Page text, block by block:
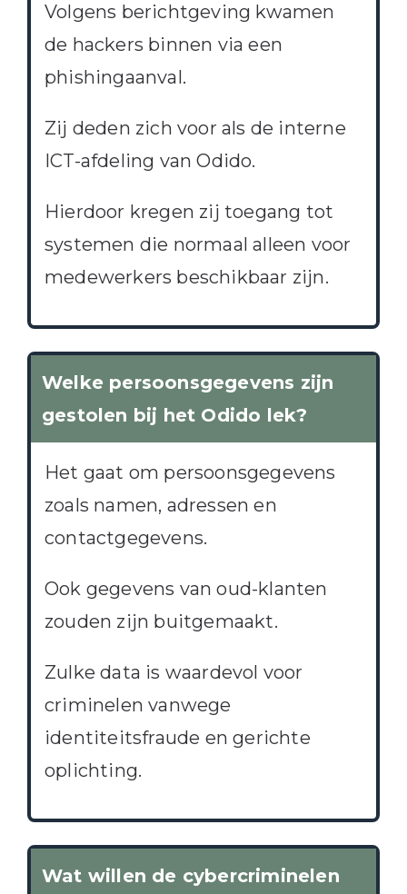
Volgens berichtgeving kwamen
de hackers binnen via een
phishingaanval.
Zij deden zich voor als de interne
ICT-afdeling van Odido.
Hierdoor kregen zij toegang tot
systemen die normaal alleen voor
medewerkers beschikbaar zijn.
Welke persoonsgegevens zijn
gestolen bij het Odido lek?
Het gaat om persoonsgegevens
zoals namen, adressen en
contactgegevens.
Ook gegevens van oud-klanten
zouden zijn buitgemaakt.
Zulke data is waardevol voor
criminelen vanwege
identiteitsfraude en gerichte
oplichting.
Wat willen de cybercriminelen